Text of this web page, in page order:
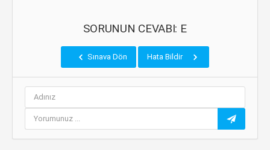
SORUNUN CEVABI: E
Sınava Dön Hata Bildir